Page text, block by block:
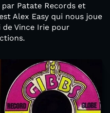
Patate Records et
Alex Easy qui nous joue
Vince Irie pour